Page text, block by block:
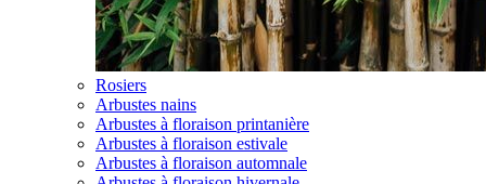
Rosiers
Arbustes nains
Arbustes à floraison printanière
Arbustes à floraison estivale
Arbustes à floraison automnale